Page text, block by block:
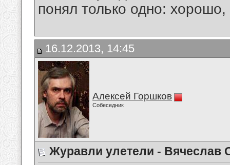
понял только одно:
16.12.2013, 14:45
Алексей Горшков
Собеседник
Журавли улетели - Вячеслав